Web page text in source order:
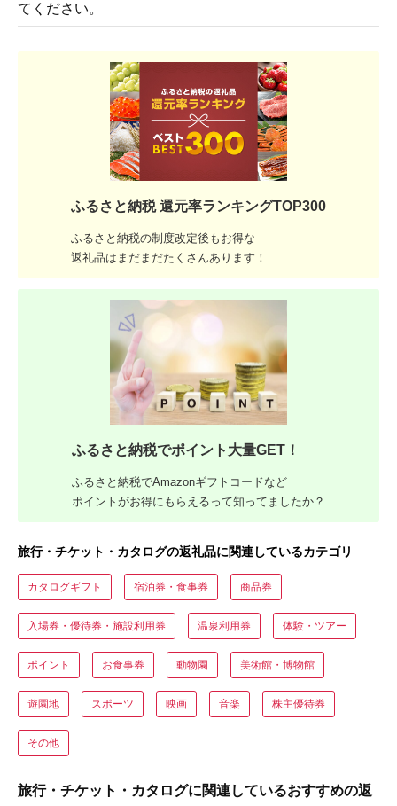
てください。
ふるさと納税 還元率ランキングTOP300
ふるさと納税の制度改定後もお得な
返礼品はまだまだたくさんあります！
ふるさと納税でポイント大量GET！
ふるさと納税でAmazonギフトコードなど
ポイントがお得にもらえるって知ってましたか？
旅行・チケット・カタログの返礼品に関連しているカテゴリ
カタログギフト 宿泊券・食事券 商品券
入場券・優待券・施設利用券 温泉利用券 体験・ツアー
ポイント お食事券 動物園 美術館・博物館
遊園地 スポーツ 映画 音楽 株主優待券
その他
旅行・チケット・カタログに関連しているおすすめの返